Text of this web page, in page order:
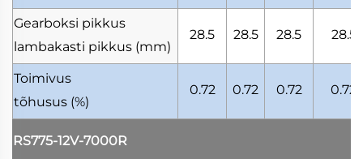
Gearboksi pikkus
lambakasti pikkus (mm)
28.5 28.5 28.5 28.5
Toimivus
tõhusus (%)
0.72 0.72 0.72 0.72
RS775-12V-7000R